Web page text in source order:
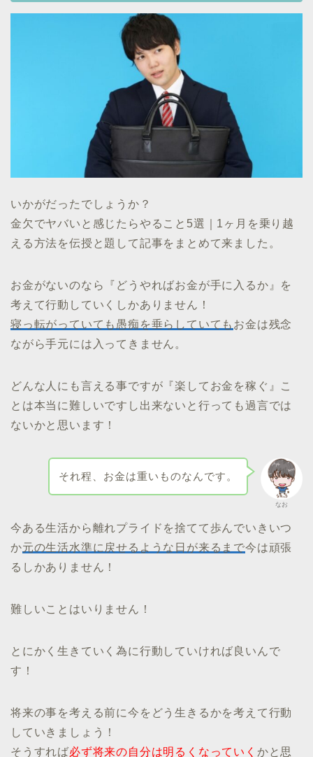
いかがだったでしょうか？
金欠でヤバいと感じたらやること5選｜1ヶ月を乗り越
える方法を伝授と題して記事をまとめて来ました。
お金がないのなら『どうやればお金が手に入るか』を
考えて行動していくしかありません！
寝っ転がっていても愚痴を垂らしていても お金は残念
ながら手元には入ってきません。
どんな人にも言える事ですが『楽してお金を稼ぐ』こ
とは本当に難しいですし出来ないと行っても過言では
ないかと思います！
なお
それ程、お金は重いものなんです。
今ある生活から離れプライドを捨てて歩んでいきいつ
か元の生活水準に戻せるような日が来るまで今は頑張
るしかありません！
難しいことはいりません！
とにかく生きていく為に行動していければ良いんで
す！
将来の事を考える前に今をどう生きるかを考えて行動
していきましょう！
そうすれば必ず将来の自分は明るくなっていく かと思